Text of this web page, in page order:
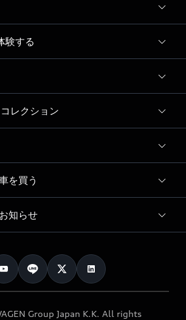
験する
定モデル
ン
レクション
ート
を買う
知らせ
ンペーン
Group Japan K.K. All rights